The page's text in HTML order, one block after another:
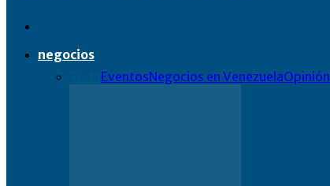
negocios
EventosNegocios en VenezuelaOpinión